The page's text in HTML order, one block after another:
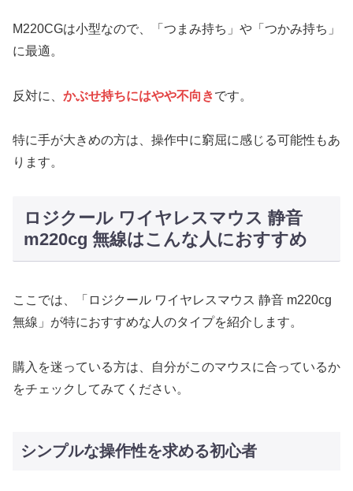
M220CGは小型なので、「つまみ持ち」や「つかみ持ち」
に最適。
反対に、 かぶせ持ちにはやや不向きです。
特に手が大きめの方は、操作中に窮屈に感じる可能性もあ
ります。
ロジクール ワイヤレスマウス 静音
m220cg 無線はこんな人におすすめ
ここでは、「ロジクール ワイヤレスマウス 静音 m220cg
無線」が特におすすめな人のタイプを紹介します。
購入を迷っている方は、自分がこのマウスに合っているか
をチェックしてみてください。
シンプルな操作性を求める初心者